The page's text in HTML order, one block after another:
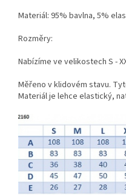
Materiál: 95% bavlna, 5%
Rozměry:
Nabízíme ve velikostech S -
Měřeno v klidovém stavu.
Materiál je lehce elastický,